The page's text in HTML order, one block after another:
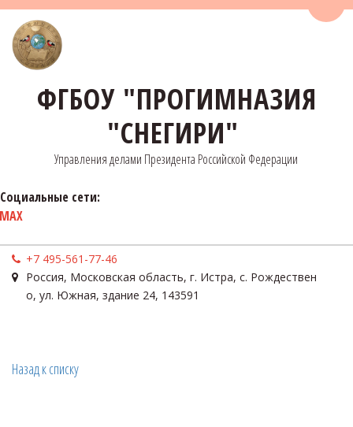
ФГБОУ "ПРОГИМНАЗИЯ
"СНЕГИРИ"
Управления делами Президента Российской Федерации
Социальные сети:
MAX
+7 495-561-77-46
Россия, Московская область, г. Истра, с. Рождествен
о, ул. Южная, здание 24, 143591
Назад к списку